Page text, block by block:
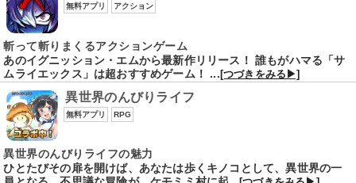
無料アプリ アクション
斬って斬りまくるアクションゲーム
あのイグニッション・エムから最新作リリース！ 誰もがハマる「サ
ムライエックス」は超おすすめゲーム！ ... [つづきをみる▶]
異世界のんびりライフ
無料アプリ RPG
異世界のんびりライフの魅力
ひとたびその扉を開けば、あなたは歩くキノコとして、異世界の一